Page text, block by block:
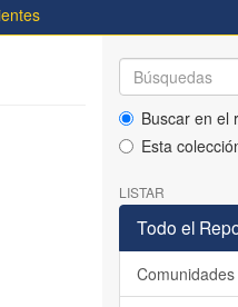
Buscar en el
Esta
LISTAR
Todo el